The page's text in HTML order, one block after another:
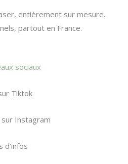
entièrement sur mesure.
partout en France.
sociaux
Tiktok
Instagram
d'infos